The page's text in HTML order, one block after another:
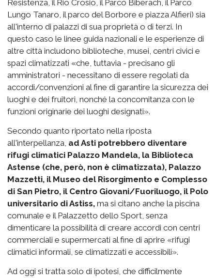
Resistenza, il Rio Crosio, il Parco Biberach, il Parco
Lungo Tanaro, il parco del Borbore e piazza Alfieri) sia
all'interno di palazzi di sua proprietà o di terzi. In
questo caso le linee guida nazionali e le esperienze di
altre città includono biblioteche, musei, centri civici e
spazi climatizzati «che, tuttavia - precisano gli
amministratori - necessitano di essere regolati da
accordi/convenzioni al fine di garantire la sicurezza dei
luoghi e dei fruitori, nonché la concomitanza con le
funzioni originarie dei luoghi designati».
Secondo quanto riportato nella riposta
all'interpellanza, ad Asti potrebbero diventare
rifugi climatici Palazzo Mandela, la Biblioteca
Astense (che, però, non è climatizzata), Palazzo
Mazzetti, il Museo del Risorgimento e Complesso
di San Pietro, il Centro Giovani/Fuoriluogo, il Polo
universitario di Astiss, ma si citano anche la piscina
comunale e il Palazzetto dello Sport, senza
dimenticare la possibilità di creare accordi con centri
commerciali e supermercati al fine di aprire «rifugi
climatici informali, se climatizzati e accessibili».
Ad oggi si tratta solo di ipotesi, che difficilmente